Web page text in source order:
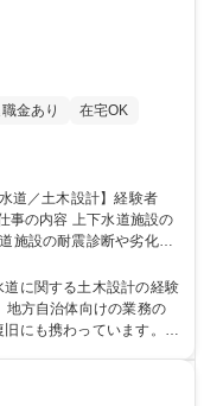
金あり
在宅OK
施設の耐震診断や劣化診
水道施設の新設.増設.改
ジ】
前迄しっかり伴走いた
ンジ。専門知識を身に付
後更なる成長が見込まれ
に関する土木設計の経験
方自治体向けの業務の
にも携わっています。
いては上下水道インフラ